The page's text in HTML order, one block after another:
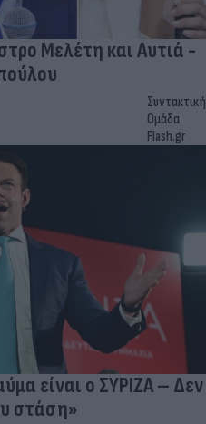
Μελέτη και Αυτιά -
Συντακτική
Ομάδα
Flash.gr
είναι ο ΣΥΡΙΖΑ – Δεν
στάση»